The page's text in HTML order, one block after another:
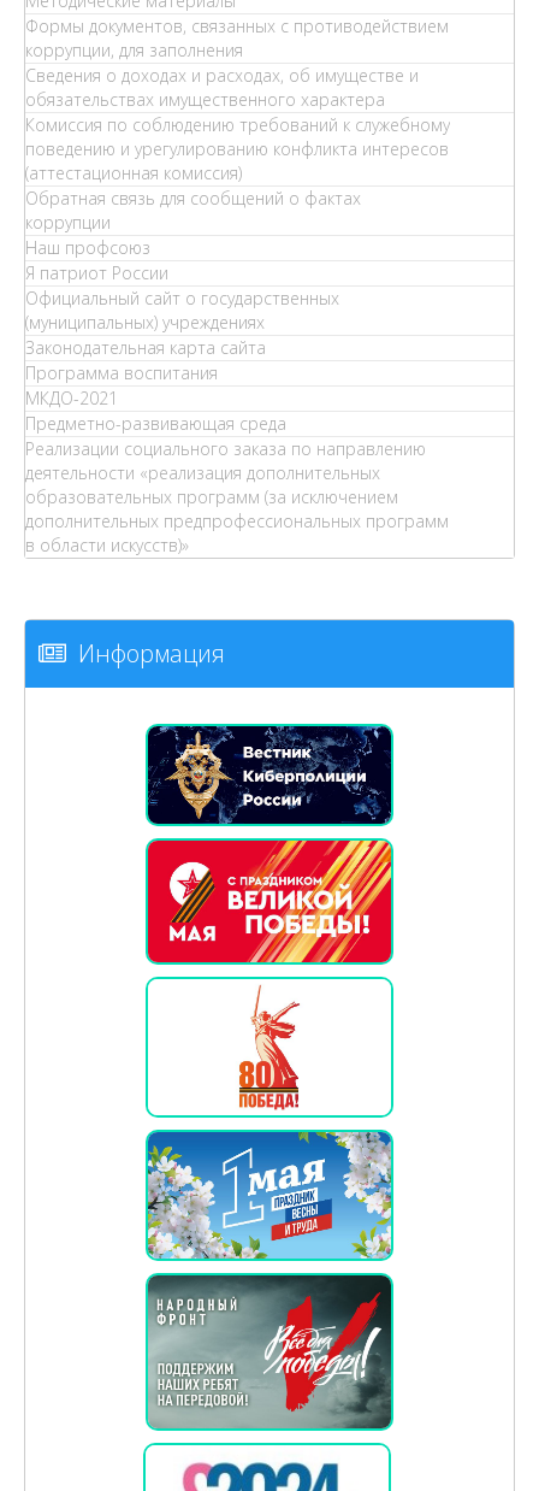
Формы документов, связанных с противодействием
коррупции, для заполнения
Сведения о доходах и расходах, об имуществе и
обязательствах имущественного характера
Комиссия по соблюдению требований к служебному
поведению и урегулированию конфликта интересов
(аттестационная комиссия)
Обратная связь для сообщений о фактах
коррупции
Наш профсоюз
Я патриот России
Официальный сайт о государственных
(муниципальных) учреждениях
Законодательная карта сайта
Программа воспитания
МКДО-2021
Предметно-развивающая среда
Реализации социального заказа по направлению
деятельности «реализация дополнительных
образовательных программ (за исключением
дополнительных предпрофессиональных программ
в области искусств)»
Информация